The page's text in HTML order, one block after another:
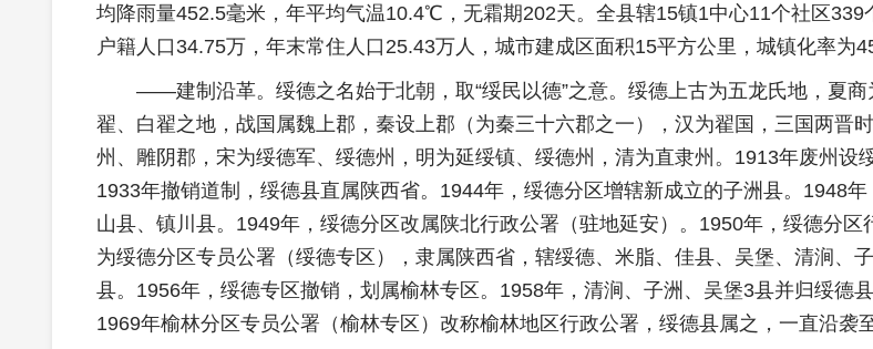
均降雨量452.5毫米，年平均气温10.4℃，无霜期202天。全县辖15镇1中心11个社区339
户籍人口34.75万，年末常住人口25.43万人，城市建成区面积15平方公里，城镇化率为
——建制沿革。绥德之名始于北朝，取“绥民以德”之意。绥德上古为五龙氏地，夏
翟、白翟之地，战国属魏上郡，秦设上郡（为秦三十六郡之一），汉为翟国，三国两晋
州、雕阴郡，宋为绥德军、绥德州，明为延绥镇、绥德州，清为直隶州。1913年废州设
1933年撤销道制，绥德县直属陕西省。1944年，绥德分区增辖新成立的子洲县。1948
山县、镇川县。1949年，绥德分区改属陕北行政公署（驻地延安）。1950年，绥德分区
为绥德分区专员公署（绥德专区），隶属陕西省，辖绥德、米脂、佳县、吴堡、清涧、
县。1956年，绥德专区撤销，划属榆林专区。1958年，清涧、子洲、吴堡3县并归绥德县
1969年榆林分区专员公署（榆林专区）改称榆林地区行政公署，绥德县属之，一直沿袭至